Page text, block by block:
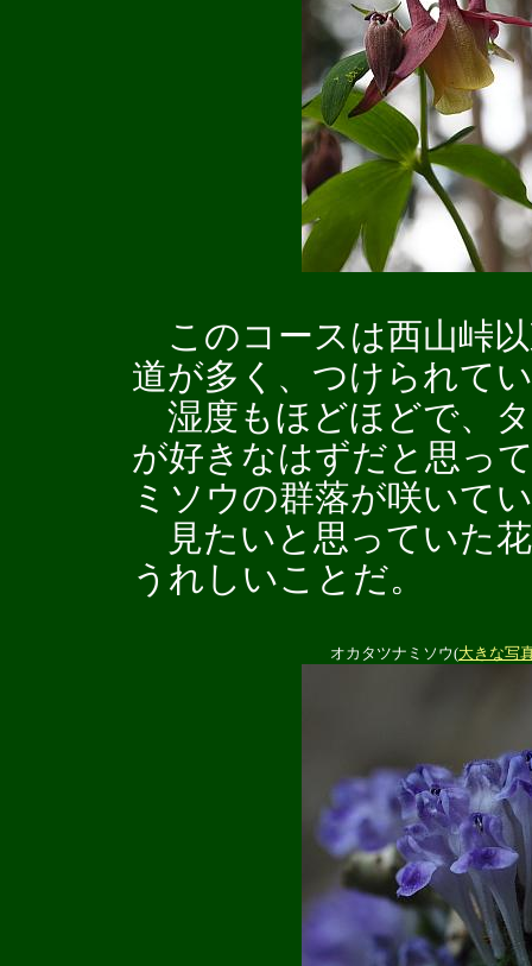
このコースは西山峠
道が多く、つけられて
湿度もほどほどで、
が好きなはずだと思っ
ミソウの群落が咲いて
見たいと思っていた
うれしいことだ。
オカタツナミソウ(大きな写